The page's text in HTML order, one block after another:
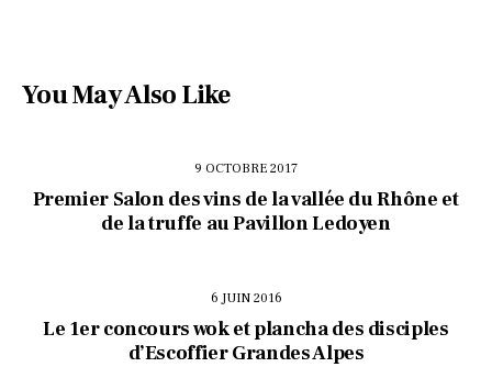
You May Also Like
9 OCTOBRE 2017
Premier Salon des vins de la vallée du Rhône et
de la truffe au Pavillon Ledoyen
6 JUIN 2016
Le 1er concours wok et plancha des disciples
d’Escoffier Grandes Alpes